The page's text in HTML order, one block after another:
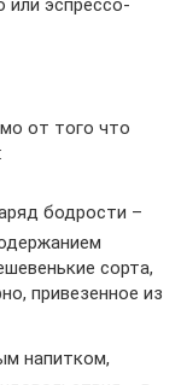
эспрессо-
от того что
бодрости –
сорта,
привезенное из
напитком,